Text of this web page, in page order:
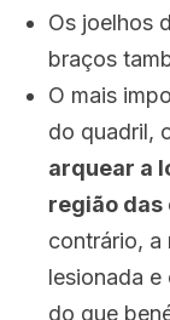
Os joelhos
braços
O mais
do quadril,
arquear a
região das
contrário, a
lesionada e
do que